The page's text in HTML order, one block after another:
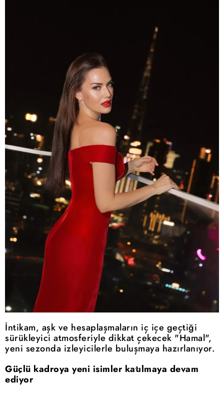
İntikam, aşk ve hesaplaşmaların iç içe geçtiği
sürükleyici atmosferiyle dikkat çekecek "Hamal",
yeni sezonda izleyicilerle buluşmaya hazırlanıyor.
Güçlü kadroya yeni isimler katılmaya devam
ediyor